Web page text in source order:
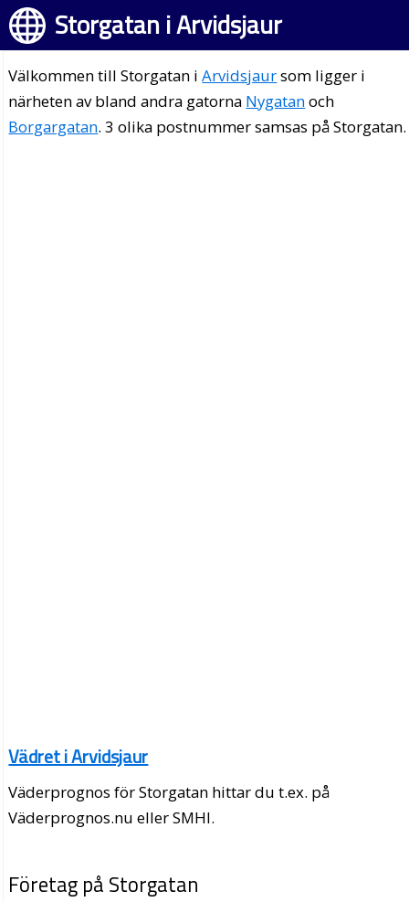
Storgatan i Arvidsjaur
Välkommen till Storgatan iArvidsjaursom ligger i
närheten av bland andra gatorna Nygatanoch
Borgargatan. 3 olika postnummer samsas på Storgatan.
Vädret i Arvidsjaur
Väderprognos för Storgatan hittar du t.ex. på
Väderprognos.nu eller SMHI.
Företag på Storgatan